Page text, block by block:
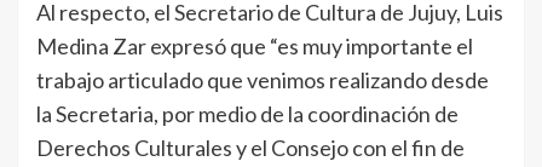
Al respecto, el Secretario de Cultura de Jujuy, Luis
Medina Zar expresó que “es muy importante el
trabajo articulado que venimos realizando desde
la Secretaria, por medio de la coordinación de
Derechos Culturales y el Consejo con el fin de